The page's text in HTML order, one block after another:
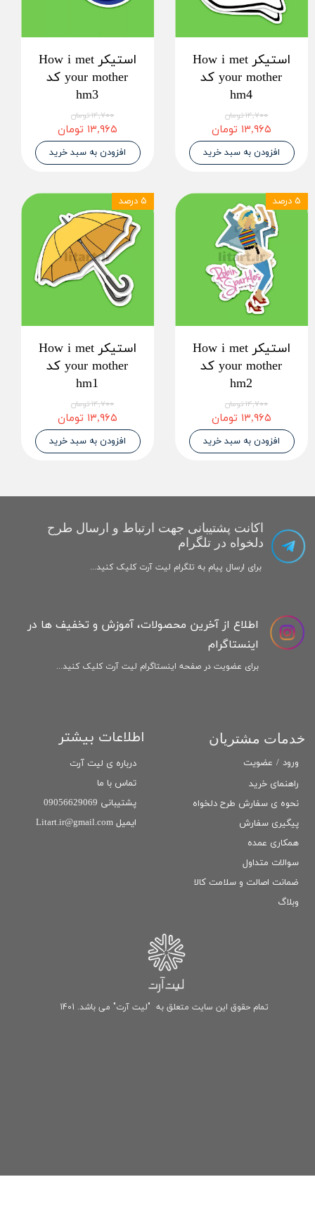
استیکر How i met
your mother کد
hm4
۱۴,۷۰۰ تومان
۱۳,۹۶۵ تومان
افزودن به سبد خرید
استیکر How i met
your mother کد
hm3
۱۴,۷۰۰ تومان
۱۳,۹۶۵ تومان
افزودن به سبد خرید
استیکر How i met
your mother کد
hm2
۱۴,۷۰۰ تومان
۱۳,۹۶۵ تومان
افزودن به سبد خرید
۵ درصد
استیکر How i met
your mother کد
hm1
۱۴,۷۰۰ تومان
۱۳,۹۶۵ تومان
افزودن به سبد خرید
۵ درصد
راهنمای خرید
نحوه ی سفارش طرح دلخواه
پیگیری سفارش
همکاری عمده
سوالات متداول
ضمانت اصالت و سلامت كالا
وبلاگ
خدمات مشتریان
اکانت پشتیبانی جهت ارتباط و ارسال طرح
دلخواه در تلگرام
برای ارسال پیام به تلگرام لیت آرت کلیک کنید...
اطلاعات بیشتر
درباره ی لیت آرت
تماس با ما
پشتیبانی 09056629069
ایمیل Litart.ir@gmail.com
تمام حقوق این سایت متعلق به "لیت آرت" می باشد. 1401
اطلاع از آخرین محصولات، آموزش و تخفیف ها در
اینستاگرام
برای عضویت در صفحه اینستاگرام لیت آرت کلیک کنید...
ورود / عضویت